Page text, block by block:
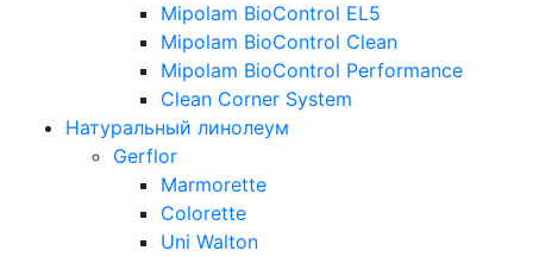
Mipolam BioControl EL5
Mipolam BioControl Clean
Mipolam BioControl Performance
Clean Corner System
Натуральный линолеум
Gerflor
Marmorette
Colorette
Uni Walton